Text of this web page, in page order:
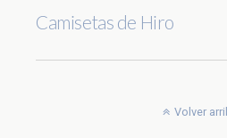
Camisetas de Hiro
Volver